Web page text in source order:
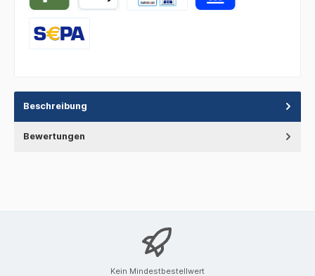
Beschreibung
Bewertungen
Kein Mindestbestellwert